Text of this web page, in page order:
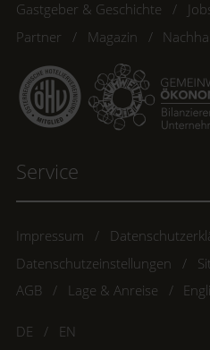
Gastgeber & Geschichte
Partner
Magazin
Service
Impressum
Datenschutzeinstellungen
AGB
Lage & Anreise
DE EN